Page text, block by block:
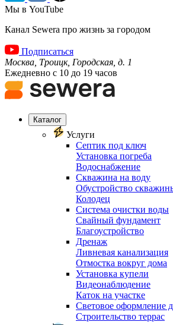
Мы в YouTube
Канал Sewera про жизнь за городом
Подписаться
Москва, Троицк, Городская, д. 1
Ежедневно с 10 до 19 часов
Каталог
Услуги
Септик под ключ
Установка погреба
Водоснабжение
Скважина на воду
Обустройство
Колодец
Система очистки воды
Свайный фундамент
Благоустройство
Дренаж
Ливневая канализация
Отмостка вокруг дома
Установка купели
Видеонаблюдение
Каток на участке
Световое оформление
Строительство террас